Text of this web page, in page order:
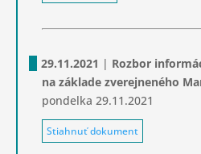
29.11.2021 | Rozbor
na základe zverejneného
pondelka 29.11.2021
Stiahnuť dokument